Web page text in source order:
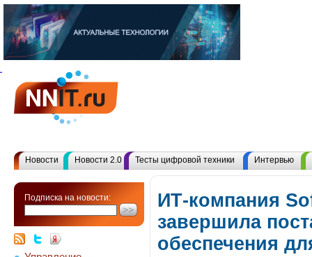
Новости Новости 2.0 Тесты цифровой техники Интервью
Подписка на новости:
ИТ-компания
завершила
обеспечения